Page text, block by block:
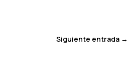
Siguiente entrada→